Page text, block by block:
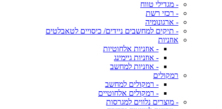
- מגדילי טווח
- רכזי רשת
- ארגונומיה
- תיקים למחשבים ניידים/ כיסויים לטאבלטים
אוזניות
- אוזניות אלחוטיות
- אוזניות גיימינג
- אוזניות למחשב
רמקולים
- רמקולים למחשב
- רמקולים אלחוטיים
- מוצרים נלווים למגרסות